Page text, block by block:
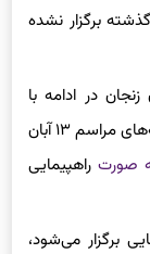
در دو سال گذشته برگزار نشده
در ادامه با
اشاره به هماهنگی صورت گرفته در ارتباط با برنامه‌های مراسم ۱۳ آبان
صورتراهپیمایی
برگزار می‌شود،